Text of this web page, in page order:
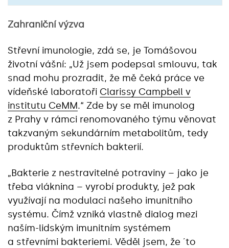
Zahraniční výzva
Střevní imunologie, zdá se, je Tomášovou
životní vášní: „Už jsem podepsal smlouvu, tak
snad mohu prozradit, že mě čeká práce ve
vídeňské laboratoři Clarissy Campbell v
institutu CeMM.“ Zde by se měl imunolog
z Prahy v rámci renomovaného týmu věnovat
takzvaným sekundárním metabolitům, tedy
produktům střevních bakterií.
„Bakterie z nestravitelné potraviny – jako je
třeba vláknina – vyrobí produkty, jež pak
využívají na modulaci našeho imunitního
systému. Čímž vzniká vlastně dialog mezi
naším-lidským imunitním systémem
a střevními bakteriemi. Věděl jsem, že ´to